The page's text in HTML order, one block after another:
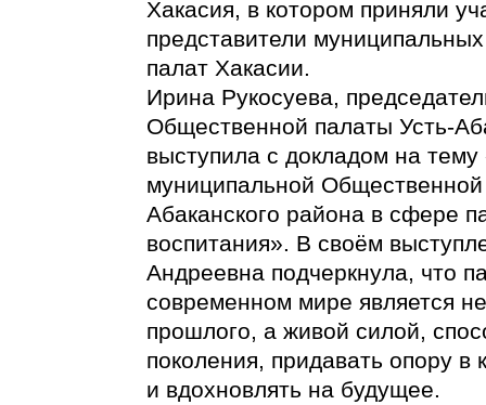
Хакасия, в котором приняли
представители
палат Хакасии.
Ирина Рукосуева,
Общественной палаты Усть-
выступила с докладом на
муниципальной
Абаканского района в сфере
воспитания». В своём
Андреевна подчеркнула, что
современном мире является
прошлого, а живой силой,
поколения, придавать опору в
и вдохновлять на будущее.